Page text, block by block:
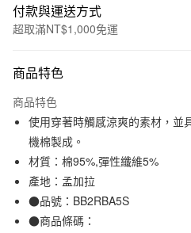
付款與運送方式
超取滿NT$1,000免運
信用卡一次付款
信用卡分期付款
3 期 0 利率 每期
合作金庫商業銀行
華南商業銀行
上海商業儲蓄銀行
臺灣中小企業銀行
超商取貨付款
LINE Pay
Apple Pay
商品特色
商品特色
使用穿著時觸感涼爽的素材，並
機棉製成。
材質：棉95%,彈性纖維5%
產地：孟加拉
●品號：BB2RBA5S
●商品條碼：